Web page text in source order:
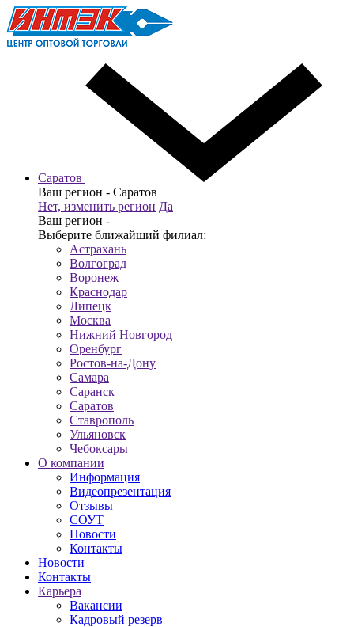
Саратов
Ваш регион - Саратов
Нет, изменить регион Да
Ваш регион -
Выберите ближайший филиал:
Астрахань
Волгоград
Воронеж
Краснодар
Липецк
Москва
Нижний Новгород
Оренбург
Ростов-на-Дону
Самара
Саранск
Саратов
Ставрополь
Ульяновск
Чебоксары
О компании
Информация
Видеопрезентация
Отзывы
СОУТ
Новости
Контакты
Новости
Контакты
Карьера
Вакансии
Кадровый резерв